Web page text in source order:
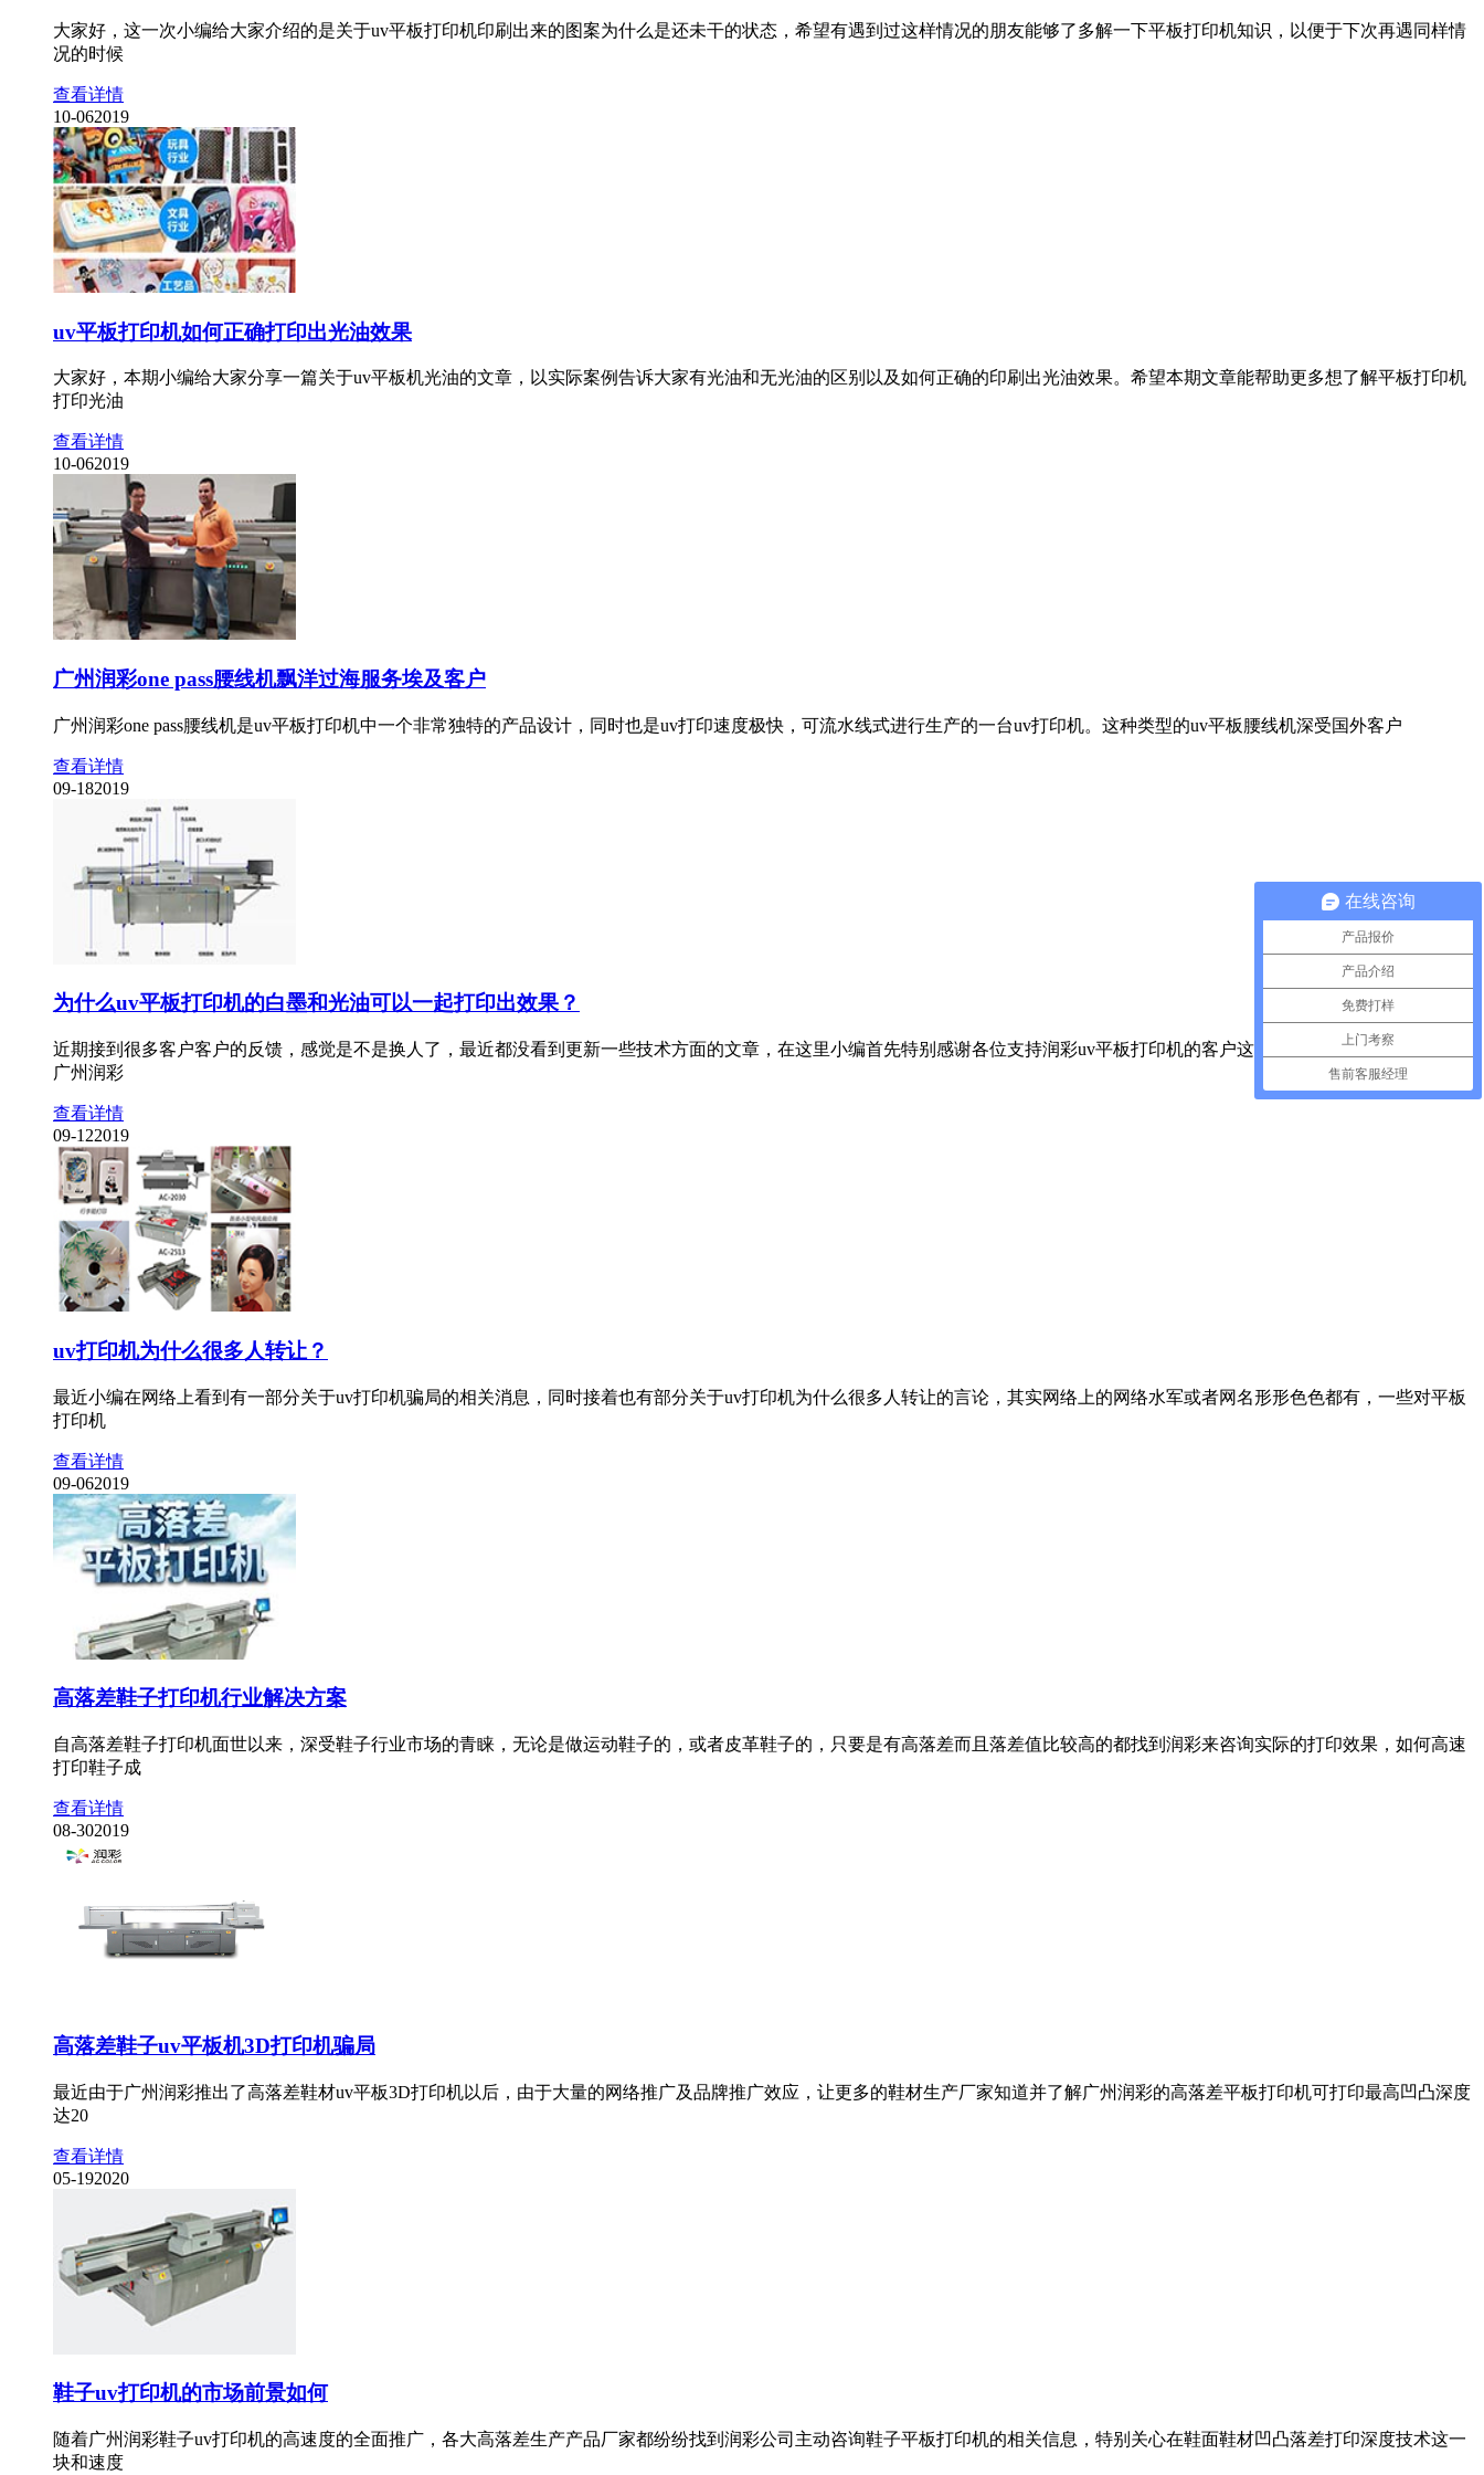
大家好，这一次小编给大家介绍的是关于uv平板打印机印刷出来的图案为什么是还未干的状态，希望有遇到过这样情况的朋友能够了多解一下平板打印机知识，以便于下次再遇同样情
况的时候
查看详情
10-062019
uv平板打印机如何正确打印出光油效果
大家好，本期小编给大家分享一篇关于uv平板机光油的文章，以实际案例告诉大家有光油和无光油的区别以及如何正确的印刷出光油效果。希望本期文章能帮助更多想了解平板打印机
打印光油
查看详情
10-062019
广州润彩one pass腰线机飘洋过海服务埃及客户
广州润彩one pass腰线机是uv平板打印机中一个非常独特的产品设计，同时也是uv打印速度极快，可流水线式进行生产的一台uv打印机。这种类型的uv平板腰线机深受国外客户
查看详情
09-182019
为什么uv平板打印机的白墨和光油可以一起打印出效果？
近期接到很多客户客户的反馈，感觉是不是换人了，最近都没看到更新一些技术方面的文章，在这里小编首先特别感谢各位支持润彩uv平板打印机的客户这么关心小编，再次由于近期
广州润彩
查看详情
09-122019
uv打印机为什么很多人转让？
最近小编在网络上看到有一部分关于uv打印机骗局的相关消息，同时接着也有部分关于uv打印机为什么很多人转让的言论，其实网络上的网络水军或者网名形形色色都有，一些对平板
打印机
查看详情
09-062019
高落差鞋子打印机行业解决方案
自高落差鞋子打印机面世以来，深受鞋子行业市场的青睐，无论是做运动鞋子的，或者皮革鞋子的，只要是有高落差而且落差值比较高的都找到润彩来咨询实际的打印效果，如何高速
打印鞋子成
查看详情
08-302019
高落差鞋子uv平板机3D打印机骗局
最近由于广州润彩推出了高落差鞋材uv平板3D打印机以后，由于大量的网络推广及品牌推广效应，让更多的鞋材生产厂家知道并了解广州润彩的高落差平板打印机可打印最高凹凸深度
达20
查看详情
05-192020
鞋子uv打印机的市场前景如何
随着广州润彩鞋子uv打印机的高速度的全面推广，各大高落差生产产品厂家都纷纷找到润彩公司主动咨询鞋子平板打印机的相关信息，特别关心在鞋面鞋材凹凸落差打印深度技术这一
块和速度
在线咨询
产品报价
产品介绍
免费打样
上门考察
售前客服经理